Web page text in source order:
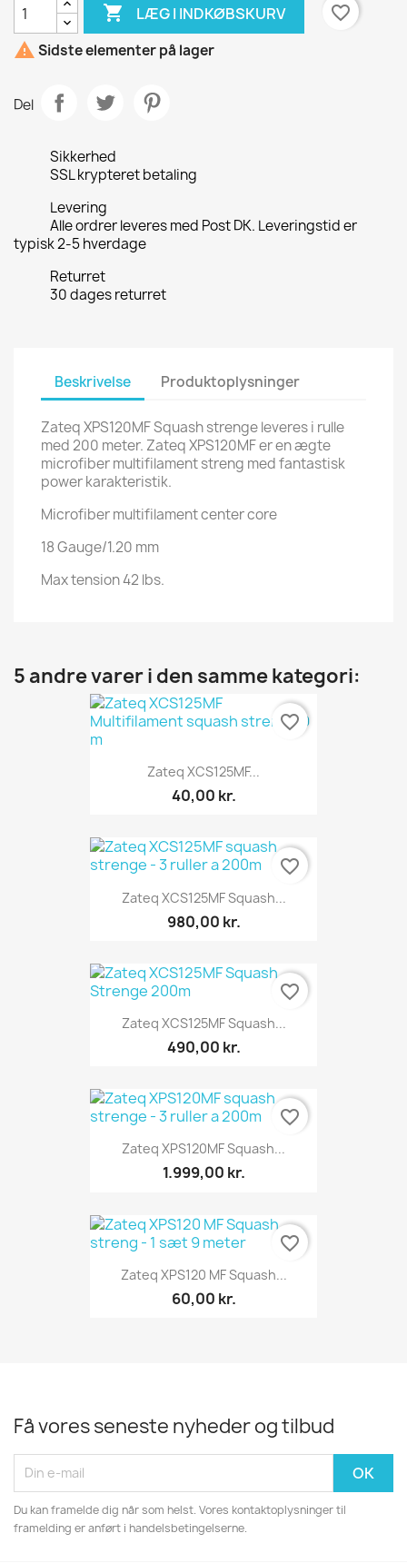
 LÆG I INDKØBSKURV
favorite_border
 Sidste elementer på lager
Del
Sikkerhed
SSL krypteret betaling
Levering
Alle ordrer leveres med Post DK. Leveringstid er
typisk 2-5 hverdage
Returret
30 dages returret
Beskrivelse Produktoplysninger
Zateq XPS120MF Squash strenge leveres i rulle
med 200 meter. Zateq XPS120MF er en ægte
microfiber multifilament streng med fantastisk
power karakteristik.
Microfiber multifilament center core
18 Gauge/1.20 mm
Max tension 42 lbs.
5 andre varer i den samme kategori:
Zateq XCS125MF...
40,00 kr.
favorite_border
Zateq XCS125MF Squash...
980,00 kr.
favorite_border
Zateq XCS125MF Squash...
490,00 kr.
favorite_border
Zateq XPS120MF Squash...
1.999,00 kr.
favorite_border
Zateq XPS120 MF Squash...
60,00 kr.
favorite_border
Få vores seneste nyheder og tilbud
Du kan framelde dig når som helst. Vores kontaktoplysninger til
framelding er anført i handelsbetingelserne.